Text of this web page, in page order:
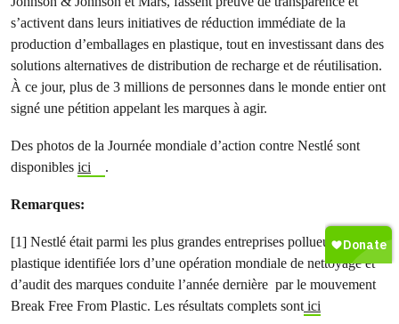
s’activent dans leurs initiatives de réduction immédiate de la
production d’emballages en plastique, tout en investissant dans des
solutions alternatives de distribution de recharge et de réutilisation.
À ce jour, plus de 3 millions de personnes dans le monde entier ont
signé une pétition appelant les marques à agir.
Des photos de la Journée mondiale d’action contre Nestlé sont
disponibles ici .
Remarques:
[1] Nestlé était parmi les plus grandes entreprises pollueuses de
plastique identifiée lors d’une opération mondiale de nettoyage et
d’audit des marques conduite l’année dernière par le mouvement
Break Free From Plastic. Les résultats complets sont ici